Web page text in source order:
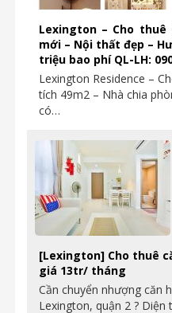
Lexington – Cho thuê
mới – Nội thất đẹp –
triệu bao phí QL-LH:
Lexington Residence –
tích 49m2 – Nhà chia
có…
[Lexington] Cho thuê
giá 13tr/ tháng
Cần chuyển nhượng căn
Lexington, quận 2 ? Diện